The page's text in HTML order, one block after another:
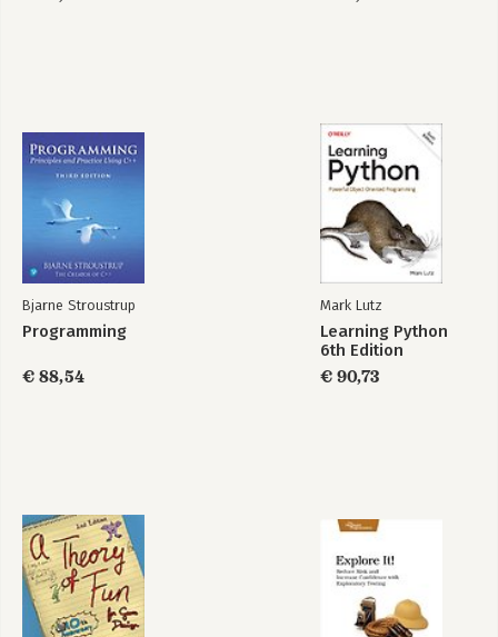
Bjarne Stroustrup
Programming
€ 88,54
Mark Lutz
Learning Python
6th Edition
€ 90,73